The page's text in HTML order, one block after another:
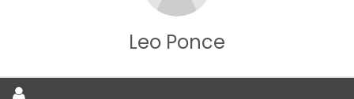
Leo Ponce